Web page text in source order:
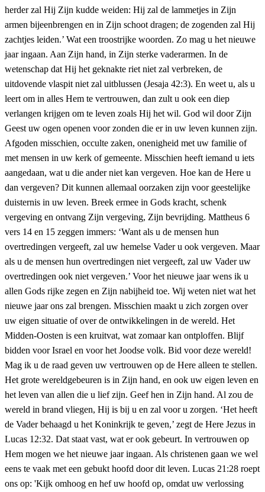
herder zal Hij Zijn kudde weiden: Hij zal de lammetjes in Zijn
armen bijeenbrengen en in Zijn schoot dragen; de zogenden zal Hij
zachtjes leiden.’ Wat een troostrijke woorden. Zo mag u het nieuwe
jaar ingaan. Aan Zijn hand, in Zijn sterke vaderarmen. In de
wetenschap dat Hij het geknakte riet niet zal verbreken, de
uitdovende vlaspit niet zal uitblussen (Jesaja 42:3). En weet u, als u
leert om in alles Hem te vertrouwen, dan zult u ook een diep
verlangen krijgen om te leven zoals Hij het wil. God wil door Zijn
Geest uw ogen openen voor zonden die er in uw leven kunnen zijn.
Afgoden misschien, occulte zaken, onenigheid met uw familie of
met mensen in uw kerk of gemeente. Misschien heeft iemand u iets
aangedaan, wat u die ander niet kan vergeven. Hoe kan de Here u
dan vergeven? Dit kunnen allemaal oorzaken zijn voor geestelijke
duisternis in uw leven. Breek ermee in Gods kracht, schenk
vergeving en ontvang Zijn vergeving, Zijn bevrijding. Mattheus 6
vers 14 en 15 zeggen immers: ‘Want als u de mensen hun
overtredingen vergeeft, zal uw hemelse Vader u ook vergeven. Maar
als u de mensen hun overtredingen niet vergeeft, zal uw Vader uw
overtredingen ook niet vergeven.’ Voor het nieuwe jaar wens ik u
allen Gods rijke zegen en Zijn nabijheid toe. Wij weten niet wat het
nieuwe jaar ons zal brengen. Misschien maakt u zich zorgen over
uw eigen situatie of over de ontwikkelingen in de wereld. Het
Midden-Oosten is een kruitvat, wat zomaar kan ontploffen. Blijf
bidden voor Israel en voor het Joodse volk. Bid voor deze wereld!
Mag ik u de raad geven uw vertrouwen op de Here alleen te stellen.
Het grote wereldgebeuren is in Zijn hand, en ook uw eigen leven en
het leven van allen die u lief zijn. Geef hen in Zijn hand. Al zou de
wereld in brand vliegen, Hij is bij u en zal voor u zorgen. ‘Het heeft
de Vader behaagd u het Koninkrijk te geven,’ zegt de Here Jezus in
Lucas 12:32. Dat staat vast, wat er ook gebeurt. In vertrouwen op
Hem mogen we het nieuwe jaar ingaan. Als christenen gaan we wel
eens te vaak met een gebukt hoofd door dit leven. Lucas 21:28 roept
ons op: 'Kijk omhoog en hef uw hoofd op, omdat uw verlossing